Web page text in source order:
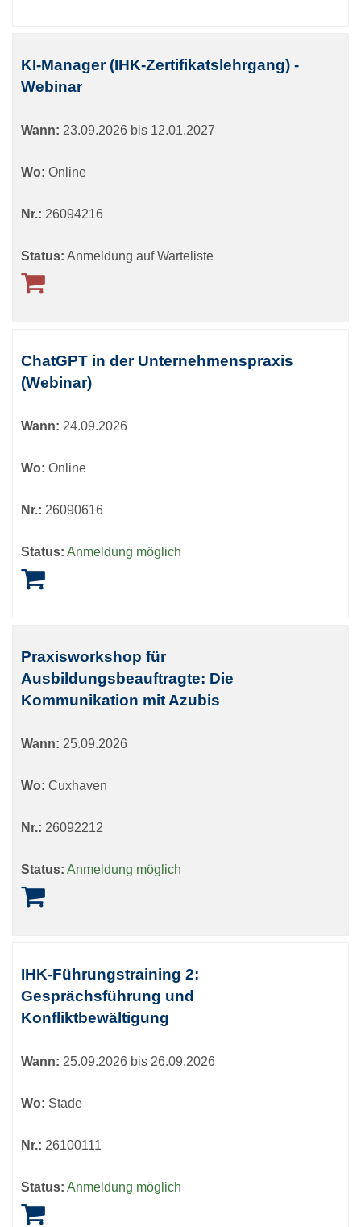
KI-Manager (IHK-Zertifikatslehrgang) -
Webinar
Wann: 23.09.2026 bis 12.01.2027
Wo: Online
Nr.: 26094216
Status: Anmeldung auf Warteliste
ChatGPT in der Unternehmenspraxis
(Webinar)
Wann: 24.09.2026
Wo: Online
Nr.: 26090616
Status: Anmeldung möglich
Praxisworkshop für
Ausbildungsbeauftragte: Die
Kommunikation mit Azubis
Wann: 25.09.2026
Wo: Cuxhaven
Nr.: 26092212
Status: Anmeldung möglich
IHK-Führungstraining 2:
Gesprächsführung und
Konfliktbewältigung
Wann: 25.09.2026 bis 26.09.2026
Wo: Stade
Nr.: 26100111
Status: Anmeldung möglich